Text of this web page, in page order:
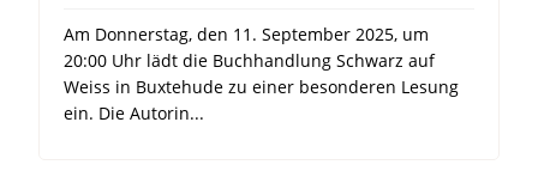
Am Donnerstag, den 11. September 2025, um
20:00 Uhr lädt die Buchhandlung Schwarz auf
Weiss in Buxtehude zu einer besonderen Lesung
ein. Die Autorin...